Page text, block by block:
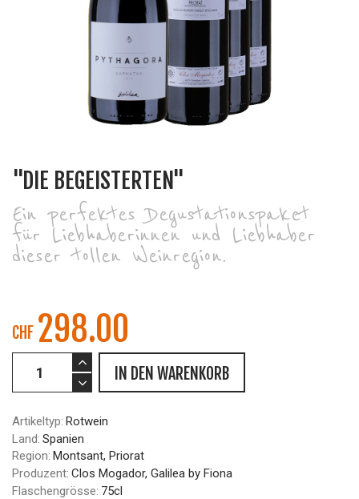
"DIE BEGEISTERTEN"
Ein perfektes Degustationspaket
für Liebhaberinnen und Liebhaber
dieser tollen Weinregion.
CHF 298.00
IN DEN WARENKORB
Artikeltyp: Rotwein
Land: Spanien
Region: Montsant, Priorat
Produzent: Clos Mogador, Galilea by Fiona
Flaschengrösse: 75cl